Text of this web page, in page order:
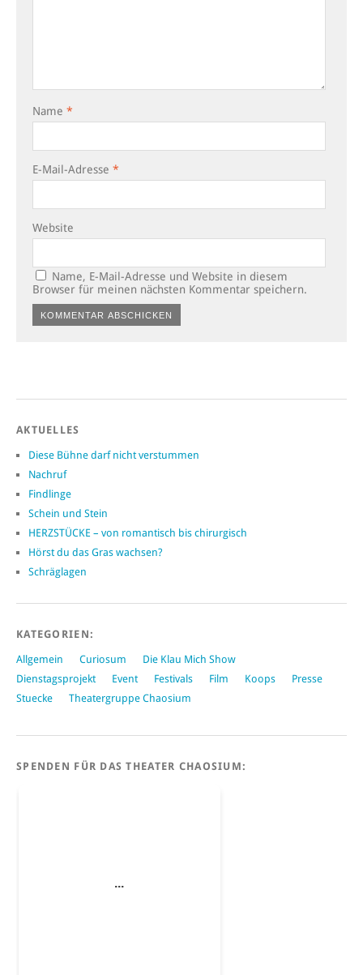
Name *
E-Mail-Adresse *
Website
Name, E-Mail-Adresse und Website in diesem
Browser für meinen nächsten Kommentar speichern.
AKTUELLES
Diese Bühne darf nicht verstummen
Nachruf
Findlinge
Schein und Stein
HERZSTÜCKE – von romantisch bis chirurgisch
Hörst du das Gras wachsen?
Schräglagen
KATEGORIEN:
Allgemein Curiosum
Die Klau Mich Show
Dienstagsprojekt
Event Festivals Film Koops
Presse
Stuecke
Theatergruppe Chaosium
SPENDEN FÜR DAS THEATER CHAOSIUM: